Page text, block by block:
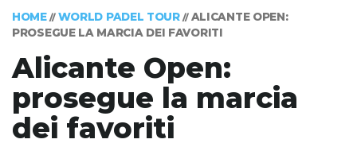
HOME// WORLD PADEL TOUR// ALICANTE OPEN:
PROSEGUE LA MARCIA DEI FAVORITI
Alicante Open:
prosegue la marcia
dei favoriti